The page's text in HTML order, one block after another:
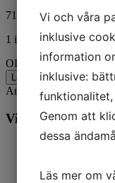
71,00 kr ink. moms
1 i lager
OIL SEAL
Lägg till i varukorg
Artikelnr: 45975-71
Vill du veta mer?
Vi och våra
inklusive
information
inklusive:
Genom att
dessa
Läs mer om